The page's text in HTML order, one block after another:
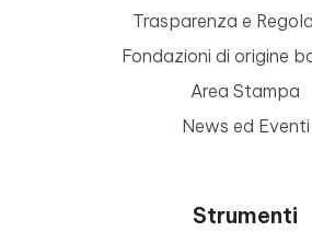
Trasparenza e
Fondazioni di origine
Area Stampa
News ed Eventi
Strumenti